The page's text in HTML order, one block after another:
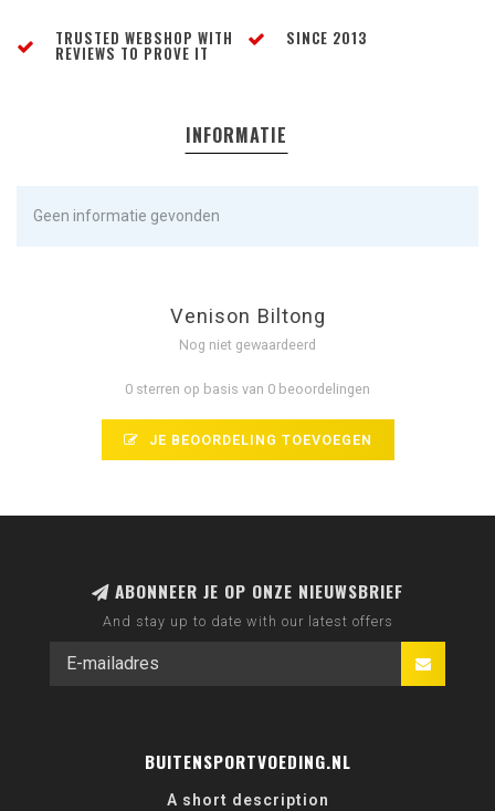
TRUSTED WEBSHOP WITH
REVIEWS TO PROVE IT
SINCE 2013
INFORMATIE
Geen informatie gevonden
Venison Biltong
Nog niet gewaardeerd
0 sterren op basis van 0 beoordelingen
JE BEOORDELING TOEVOEGEN
ABONNEER JE OP ONZE NIEUWSBRIEF
And stay up to date with our latest offers
BUITENSPORTVOEDING.NL
A short description